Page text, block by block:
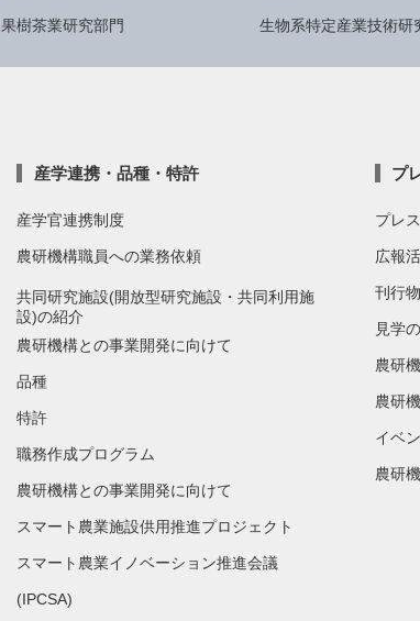
果樹茶業研究部門 生物系特定産業技術研
産学連携・品種・特許
産学官連携制度
農研機構職員への業務依頼
共同研究施設(開放型研究施設・共同利用施
設)の紹介
農研機構との事業開発に向けて
品種
特許
職務作成プログラム
農研機構との事業開発に向けて
スマート農業施設供用推進プロジェクト
スマート農業イノベーション推進会議
(IPCSA)
プ
プレ
広報
刊行
見学
農研
農研
イベ
農研